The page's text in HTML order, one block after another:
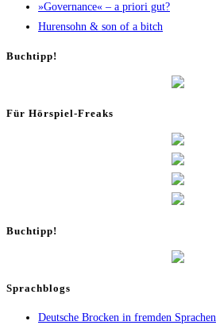
»Gover­nan­ce« – a prio­ri gut?
Huren­sohn & son of a bitch
Buch­tipp!
Für Hör­spiel-Freaks
Buch­tipp!
Sprachblogs
Deutsche Brocken in fremden Sprachen